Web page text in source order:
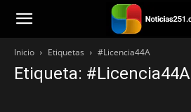
Noticias251
Inicio Etiquetas #Licencia44A
Etiqueta: #Licencia44A